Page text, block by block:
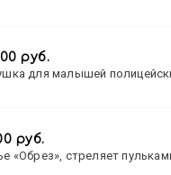
руб.
для малышей
руб.
«Обрез», стреляет